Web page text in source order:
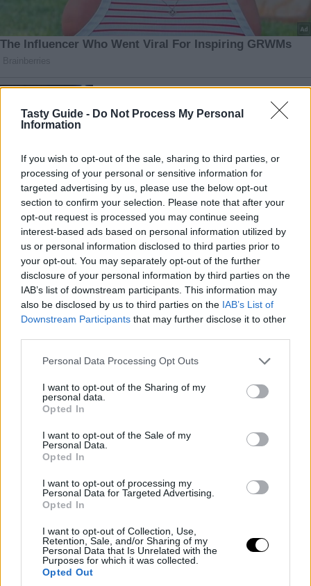
Tasty Guide - Do Not Process My Personal
Information
If you wish to opt-out of the sale, sharing to third parties, or
processing of your personal or sensitive information for
targeted advertising by us, please use the below opt-out
section to confirm your selection. Please note that after your
opt-out request is processed you may continue seeing
interest-based ads based on personal information utilized by
us or personal information disclosed to third parties prior to
your opt-out. You may separately opt-out of the further
disclosure of your personal information by third parties on the
IAB’s list of downstream participants. This information may
also be disclosed by us to third parties on the IAB’s List of
Downstream Participants that may further disclose it to other
Please note that this website/app uses one or more Google
not limited to your visit or usage behaviour. You may click to
grant or deny consent to Google and its third-party tags to
use your data for below specified purposes in below Google
consent section.
Personal Data Processing Opt Outs
I want to opt-out of the Sharing of my
personal data.
Opted In
I want to opt-out of the Sale of my
Personal Data.
Opted In
I want to opt-out of processing my
Personal Data for Targeted Advertising.
Opted In
I want to opt-out of Collection, Use,
Retention, Sale, and/or Sharing of my
Personal Data that Is Unrelated with the
Purposes for which it was collected.
Opted Out